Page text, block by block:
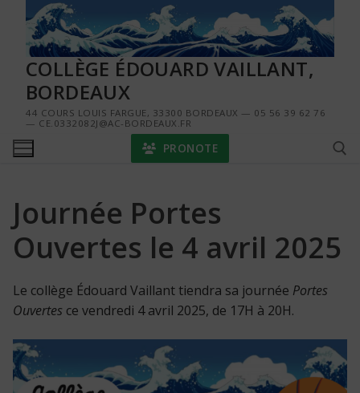
contenu
COLLÈGE ÉDOUARD VAILLANT,
BORDEAUX
44 COURS LOUIS FARGUE, 33300 BORDEAUX — 05 56 39 62 76
— CE.0332082J@AC-BORDEAUX.FR
PRONOTE
Rechercher :
Journée Portes
Ouvertes le 4 avril 2025
Le collège Édouard Vaillant tiendra sa journée Portes
Ouvertes ce vendredi 4 avril 2025, de 17H à 20H.